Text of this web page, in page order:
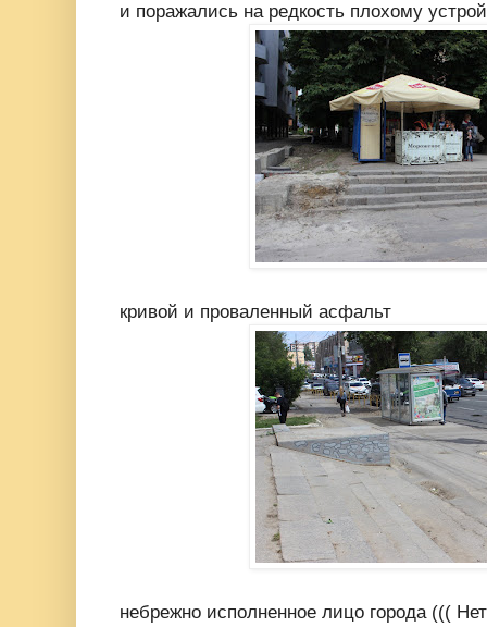
и поражались на редкость плохому
кривой и проваленный асфальт
небрежно исполненное лицо города (((